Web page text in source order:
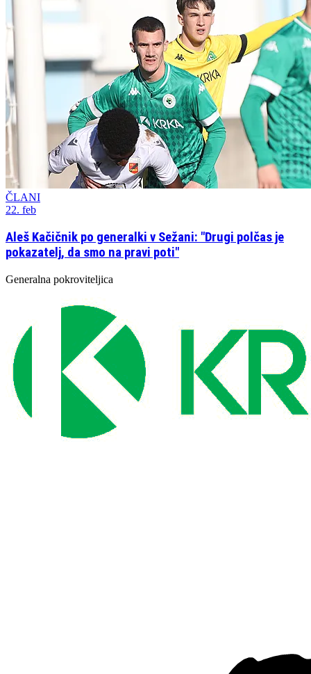
ČLANI
22. feb
Aleš Kačičnik po generalki v Sežani: "Drugi polčas je
pokazatelj, da smo na pravi poti"
Generalna pokroviteljica